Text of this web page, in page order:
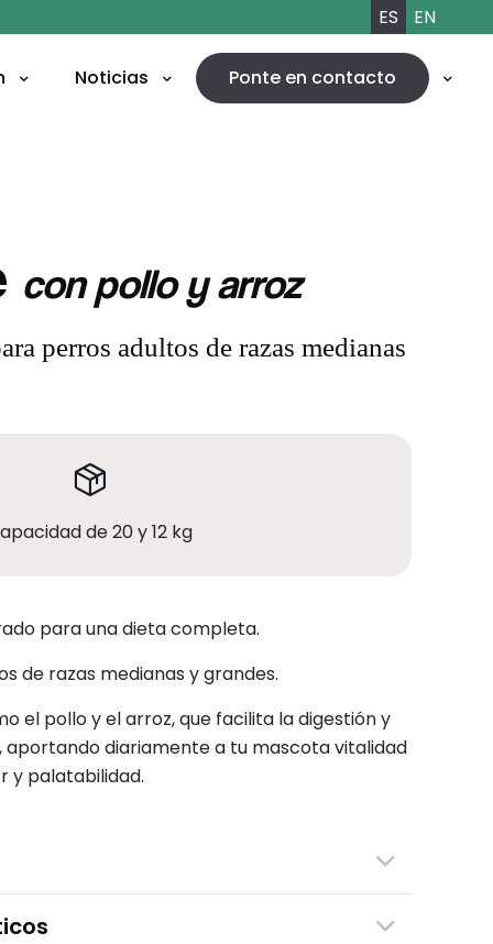
ES EN
Noticias Ponte en contacto
con pollo y arroz
perros adultos de razas medianas
de 20 y 12 kg
para una dieta completa.
de razas medianas y grandes.
el pollo y el arroz, que facilita la digestión y
aportando diariamente a tu mascota vitalidad
y palatabilidad.